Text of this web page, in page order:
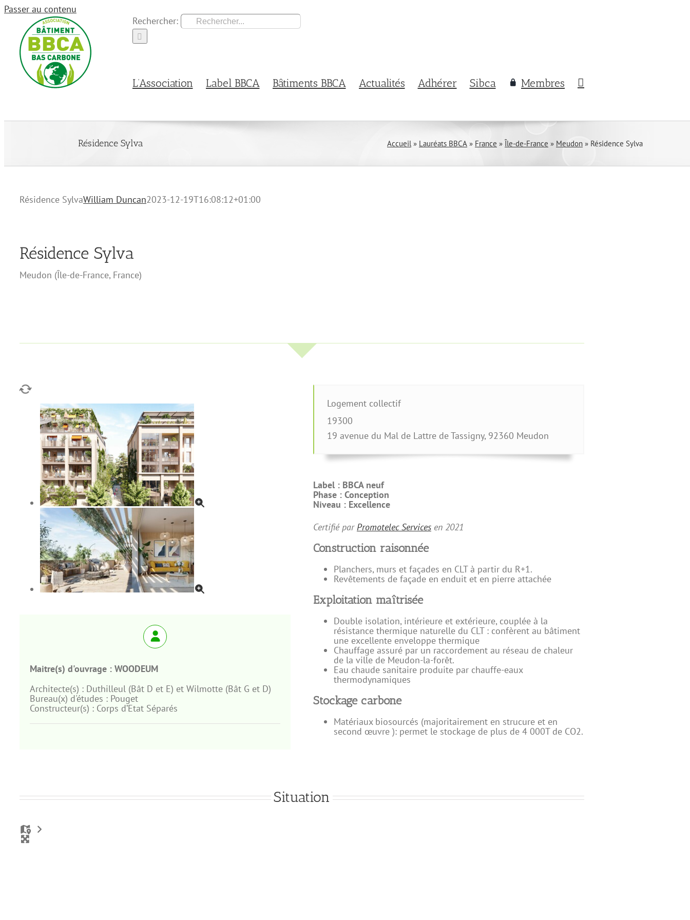
Passer au contenu
Rechercher:
L’Association Label BBCA Bâtiments BBCA Actualités Adhérer Sibca Membres
Résidence Sylva Accueil » Lauréats BBCA » France » Île-de-France » Meudon » Résidence Sylva
Résidence SylvaWilliam Duncan2023-12-19T16:08:12+01:00
Résidence Sylva
Meudon (Île-de-France, France)
Maitre(s) d'ouvrage : WOODEUM
Architecte(s) : Duthilleul (Bât D et E) et Wilmotte (Bât G et D)
Bureau(x) d'études : Pouget
Constructeur(s) : Corps d’Etat Séparés
Logement collectif
19300
19 avenue du Mal de Lattre de Tassigny, 92360 Meudon
Label : BBCA neuf
Phase : Conception
Niveau : Excellence
Certifié parPromotelec Servicesen 2021
Construction raisonnée
Planchers, murs et façades en CLT à partir du R+1.
Revêtements de façade en enduit et en pierre attachée
Exploitation maîtrisée
Double isolation, intérieure et extérieure, couplée à la
résistance thermique naturelle du CLT : confèrent au bâtiment
une excellente enveloppe thermique
Chauffage assuré par un raccordement au réseau de chaleur
de la ville de Meudon-la-forêt.
Eau chaude sanitaire produite par chauffe-eaux
thermodynamiques
Stockage carbone
Matériaux biosourcés (majoritairement en strucure et en
second œuvre ): permet le stockage de plus de 4 000T de CO2.
Situation